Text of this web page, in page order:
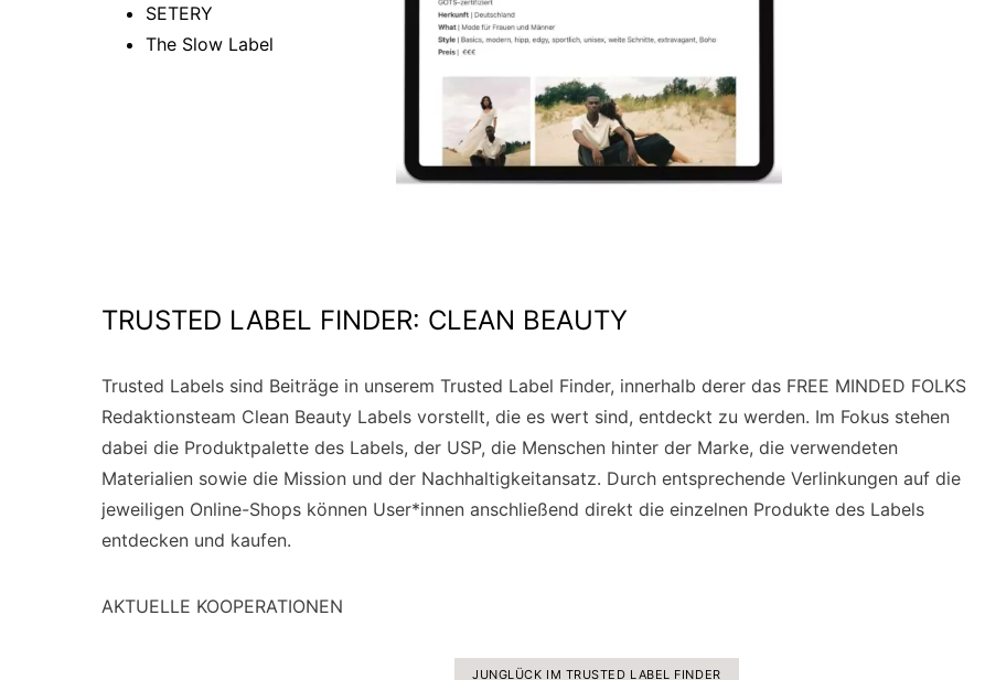
SETERY
The Slow Label
TRUSTED LABEL FINDER: CLEAN BEAUTY
Trusted Labels sind Beiträge in unserem Trusted Label Finder, innerhalb derer das FREE MINDED FOLKS
Redaktionsteam Clean Beauty Labels vorstellt, die es wert sind, entdeckt zu werden. Im Fokus stehen
dabei die Produktpalette des Labels, der USP, die Menschen hinter der Marke, die verwendeten
Materialien sowie die Mission und der Nachhaltigkeitansatz. Durch entsprechende Verlinkungen auf die
jeweiligen Online-Shops können User*innen anschließend direkt die einzelnen Produkte des Labels
entdecken und kaufen.
AKTUELLE KOOPERATIONEN
JUNGLÜCK IM TRUSTED LABEL FINDER